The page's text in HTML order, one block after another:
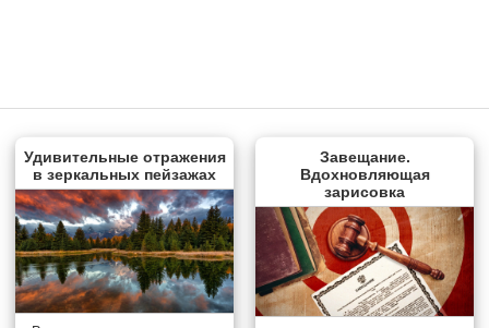
Удивительные отражения
в зеркальных пейзажах
Завещание.
Вдохновляющая
зарисовка